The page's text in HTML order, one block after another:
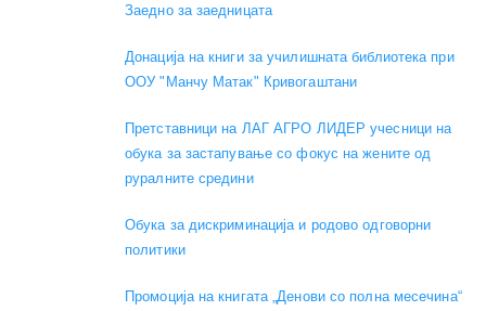
Заедно за заедницата
Донација на книги за училишната библиотека при
ООУ "Манчу Матак" Кривогаштани
Претставници на ЛАГ АГРО ЛИДЕР учесници на
обука за застапување со фокус на жените од
руралните средини
Обука за дискриминација и родово одговорни
политики
Промоција на книгата „Денови со полна месечина“